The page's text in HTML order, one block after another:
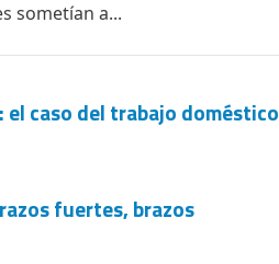
sometían a...
el caso del trabajo doméstico
fuertes, brazos